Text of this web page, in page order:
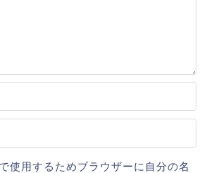
使用するためブラウザーに自分の名